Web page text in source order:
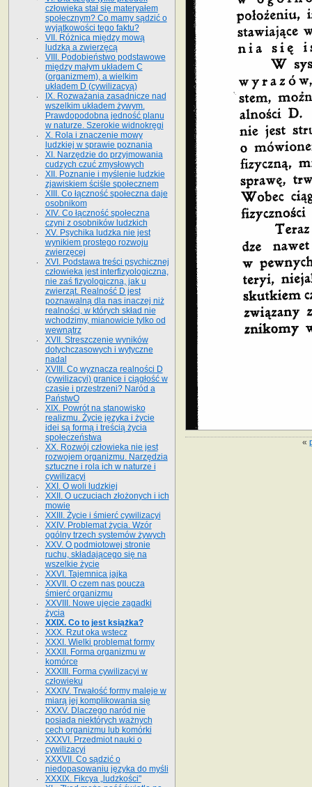
«
człowieka stał się materyałem
społecznym? Co mamy sądzić o
wyjątkowości tego faktu?
VII. Różnica między mową
ludzką a zwierzęcą
VIII. Podobieństwo podstawowe
między małym układem C
(organizmem), a wielkim
układem D (cywilizacyą)
IX. Rozważania zasadnicze nad
wszelkim układem żywym.
Prawdopodobna jedność planu
w naturze. Szerokie widnokręgi
X. Rola i znaczenie mowy
ludzkiej w sprawie poznania
XI. Narzędzie do przyjmowania
cudzych czuć zmysłowych
XII. Poznanie i myślenie ludzkie
zjawiskiem ściśle społecznem
XIII. Co łączność społeczna daje
osobnikom
XIV. Co łączność społeczna
czyni z osobników ludzkich
XV. Psychika ludzka nie jest
wynikiem prostego rozwoju
zwierzęcej
XVI. Podstawa treści psychicznej
człowieka jest interfizyologiczna,
nie zaś fizyologiczna, jak u
zwierząt. Realność D jest
poznawalną dla nas inaczej niż
realności, w których skład nie
wchodzimy, mianowicie tylko od
wewnątrz
XVII. Streszczenie wyników
dotychczasowych i wytyczne
nadal
XVIII. Co wyznacza realności D
(cywilizacyi) granice i ciągłość w
czasie i przestrzeni? Naród a
PaństwO
XIX. Powrót na stanowisko
realizmu. Życie języka i życie
idei są formą i treścią życia
społeczeństwa
XX. Rozwój człowieka nie jest
rozwojem organizmu. Narzędzia
sztuczne i rola ich w naturze i
cywilizacyi
XXI. O woli ludzkiej
XXII. O uczuciach złożonych i ich
mowie
XXIII. Życie i śmierć cywilizacyi
XXIV. Problemat życia. Wzór
ogólny trzech systemów żywych
XXV. O podmiotowej stronie
ruchu, składającego się na
wszelkie życie
XXVI. Tajemnica jajka
XXVII. O czem nas poucza
śmierć organizmu
XXVIII. Nowe ujęcie zagadki
życia
XXIX. Co to jest książka?
XXX. Rzut oka wstecz
XXXI. Wielki problemat formy
XXXII. Forma organizmu w
komórce
XXXIII. Forma cywilizacyi w
człowieku
XXXIV. Trwałość formy maleje w
miarą jej komplikowania się
XXXV. Dlaczego naród nie
posiada niektórych ważnych
cech organizmu lub komórki
XXXVI. Przedmiot nauki o
cywilizacyi
XXXVII. Co sądzić o
niedopasowaniu języka do myśli
XXXIX. Fikcya „ludzkości"